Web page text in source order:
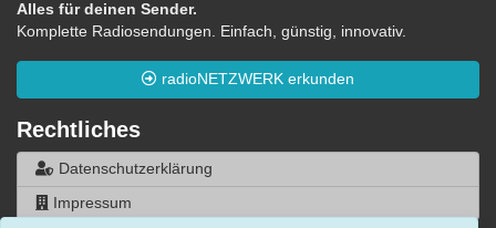
Alles für deinen Sender.
Komplette Radiosendungen. Einfach, günstig, innovativ.
radioNETZWERK erkunden
Rechtliches
Datenschutzerklärung
Impressum